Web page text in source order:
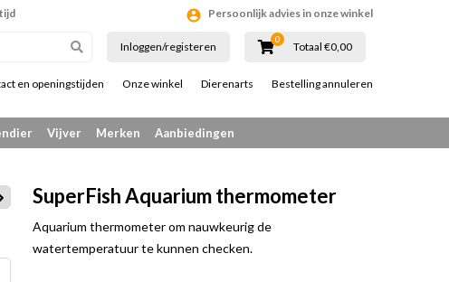
Persoonlijk advies in onze winkel
Inloggen/registeren
0
Totaal €0,00
en openingstijden Onze winkel Dierenarts Bestelling annuleren
Vijver Merken Aanbiedingen
SuperFish Aquarium thermometer
Aquarium thermometer om nauwkeurig de
watertemperatuur te kunnen checken.